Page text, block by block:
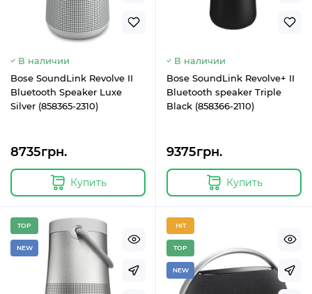
В наличии
Bose SoundLink Revolve II
Bluetooth Speaker Luxe
Silver (858365-2310)
8735грн.
Купить
В наличии
Bose SoundLink Revolve+ II
Bluetooth speaker Triple
Black (858366-2110)
9375грн.
Купить
TOP
NEW
HIT
TOP
NEW